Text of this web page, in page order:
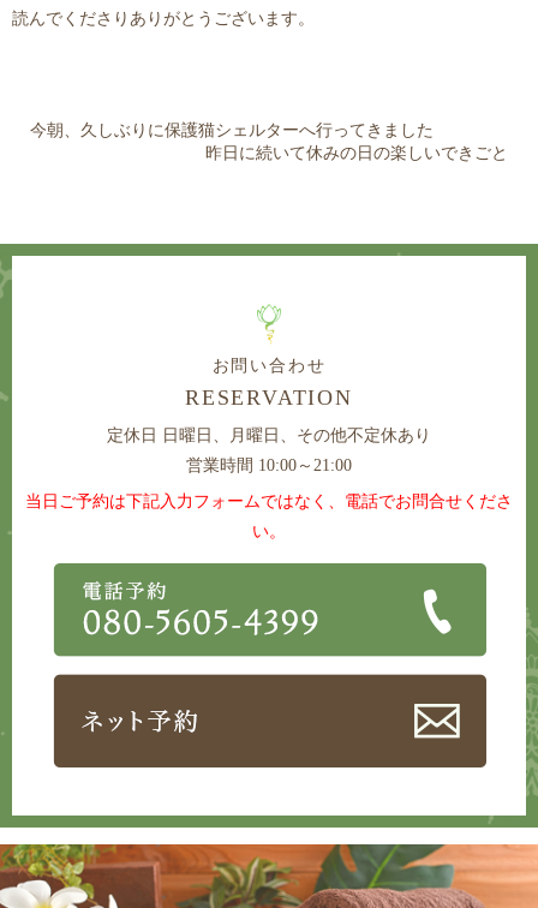
読んでくださりありがとうございます。
今朝、久しぶりに保護猫シェルターへ行ってきました
昨日に続いて休みの日の楽しいできごと
お問い合わせ
RESERVATION
定休日 日曜日、月曜日、その他不定休あり
営業時間 10:00～21:00
当日ご予約は下記入力フォームではなく、電話でお問合せくださ
い。